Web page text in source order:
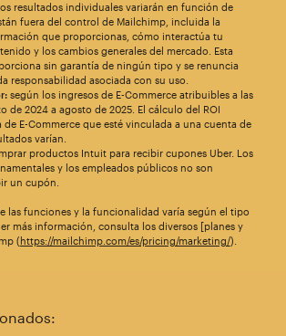
resultados individuales variarán en función de
fuera del control de Mailchimp, incluida la
que proporcionas, cómo interactúa tu
y los cambios generales del mercado. Esta
sin garantía de ningún tipo y se renuncia
responsabilidad asociada con su uso.
según los ingresos de E-Commerce atribuibles a las
de 2024 a agosto de 2025. El cálculo del ROI
de E-Commerce que esté vinculada a una cuenta de
varían.
productos Intuit para recibir cupones Uber. Los
y los empleados públicos no son
un cupón.
las funciones y la funcionalidad varía según el tipo
más información, consulta los diversos [planes y
(https://mailchimp.com/es/pricing/marketing/).